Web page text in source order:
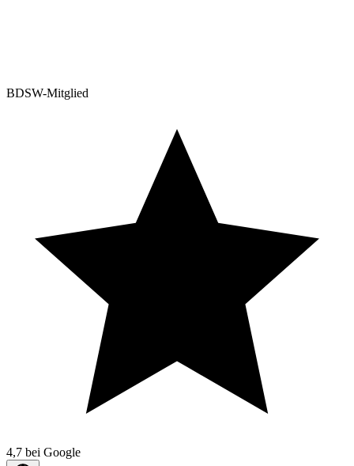
BDSW-Mitglied
4,7 bei Google